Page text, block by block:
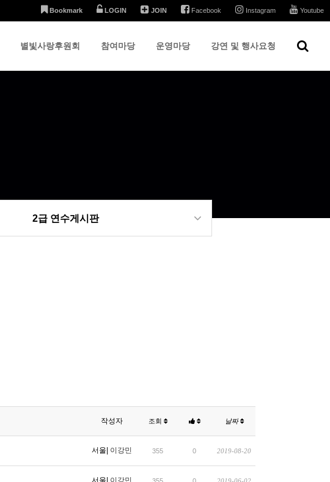
Bookmark LOGIN JOIN Facebook Instagram Youtube
별빛사랑후원회 참여마당 운영마당 강연 및 행사요청
2급 연수게시판
작성자 조회 날짜
서울| 이강민 355 0 2019-08-20
서울| 이강민